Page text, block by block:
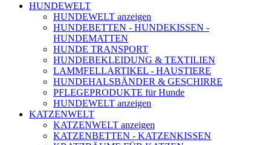
HUNDEWELT
HUNDEWELT anzeigen
HUNDEBETTEN - HUNDEKISSEN -
HUNDEMATTEN
HUNDE TRANSPORT
HUNDEBEKLEIDUNG & TEXTILIEN
LAMMFELLARTIKEL - HAUSTIERE
HUNDEHALSBÄNDER & GESCHIRRE
PFLEGEPRODUKTE für Hunde
HUNDEWELT anzeigen
KATZENWELT
KATZENWELT anzeigen
KATZENBETTEN - KATZENKISSEN